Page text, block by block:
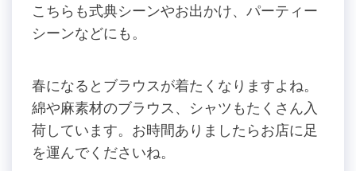
こちらも式典シーンやお出かけ、パーティー
シーンなどにも。
春になるとブラウスが着たくなりますよね。
綿や麻素材のブラウス、シャツもたくさん入
荷しています。お時間ありましたらお店に足
を運んでくださいね。